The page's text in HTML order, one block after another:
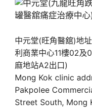
中元堂(旺角醫舘)地
利商業中心11樓02及
麻地站A2出口)
Mong Kok clinic
Pakpolee
Street South, Mong